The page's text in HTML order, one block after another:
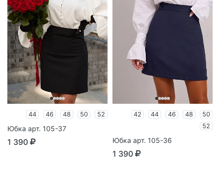
44 46 48 50 52
Юбка арт. 105-37
1 390
42 44 46 48
50
52
Юбка арт. 105-36
1 390